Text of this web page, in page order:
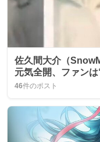
佐久間大介（
元気全開、ファン
46件のポスト